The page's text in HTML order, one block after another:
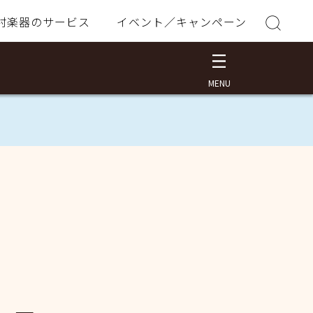
楽器のサービス イベント／キャンペーン